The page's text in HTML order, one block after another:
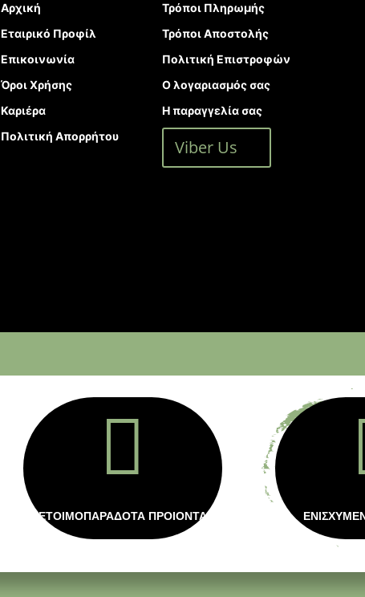
Αρχική
Εταιρικό Προφίλ
Επικοινωνία
Όροι Χρήσης
Καριέρα
Πολιτική Απορρήτου
Τρόποι Πληρωμής
Τρόποι Αποστολής
Πολιτική Επιστροφών
Ο λογαριασμός σας
Η παραγγελία σας
Viber Us

ΕΤΟΙΜΟΠΑΡΑΔΟΤΑ ΠΡΟΙΟΝΤΑ